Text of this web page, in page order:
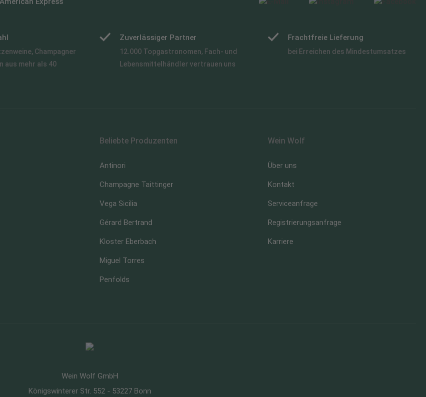
Champagner
aus mehr als 40
Zuverlässiger Partner
12.000 Topgastronomen, Fach- und
Lebensmittelhändler vertrauen uns
Frachtfreie Lieferung
bei Erreichen des Mindestumsatzes
Beliebte Produzenten
Antinori
Champagne Taittinger
Vega Sicilia
Gérard Bertrand
Kloster Eberbach
Miguel Torres
Penfolds
Wein Wolf
Über uns
Kontakt
Serviceanfrage
Registrierungsanfrage
Karriere
Wein Wolf GmbH
Königswinterer Str. 552 - 53227 Bonn